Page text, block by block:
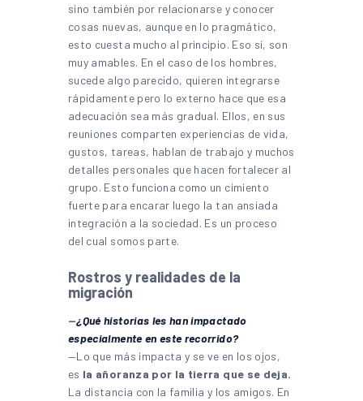
sino también por relacionarse y conocer
cosas nuevas, aunque en lo pragmático,
esto cuesta mucho al principio. Eso sí, son
muy amables. En el caso de los hombres,
sucede algo parecido, quieren integrarse
rápidamente pero lo externo hace que esa
adecuación sea más gradual. Ellos, en sus
reuniones comparten experiencias de vida,
gustos, tareas, hablan de trabajo y muchos
detalles personales que hacen fortalecer al
grupo. Esto funciona como un cimiento
fuerte para encarar luego la tan ansiada
integración a la sociedad. Es un proceso
del cual somos parte.
Rostros y realidades de la
migración
—¿Qué historias les han impactado
especialmente en este recorrido?
—Lo que más impacta y se ve en los ojos,
es la añoranza por la tierra que se deja.
La distancia con la familia y los amigos. En